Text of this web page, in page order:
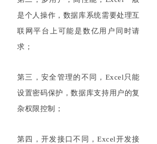
是个人操作，数据库系统需要处理互
联网平台上可能是数亿用户同时请
求；
第三，安全管理的不同， Excel 只能
设置密码保护，数据库支持用户的复
杂权限控制；
第四，开发接口不同，Excel开发接